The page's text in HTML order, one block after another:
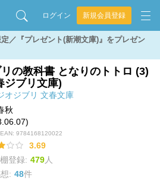
ログイン 新規会員登録
／『プレゼント(新潮文庫)』をプレゼン
の教科書 となりのトトロ (3)
ジブリ文庫)
オジブリ 文春文庫
秋
9784168120022
3.69
登録: 479人
: 48件